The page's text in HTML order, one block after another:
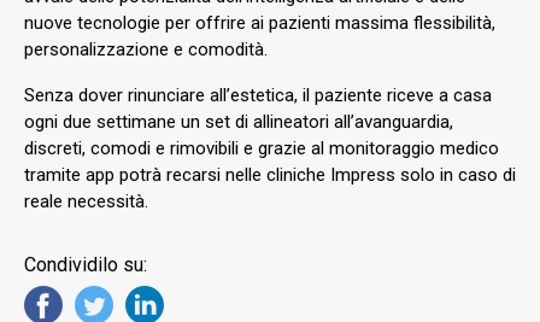
nuove tecnologie per offrire ai pazienti massima flessibilità,
personalizzazione e comodità.
Senza dover rinunciare all’estetica, il paziente riceve a casa
ogni due settimane un set di allineatori all’avanguardia,
discreti, comodi e rimovibili e grazie al monitoraggio medico
tramite app potrà recarsi nelle cliniche Impress solo in caso di
reale necessità.
Condividilo su: